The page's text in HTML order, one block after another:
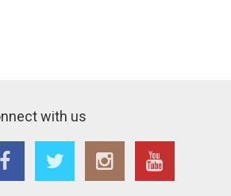
with us